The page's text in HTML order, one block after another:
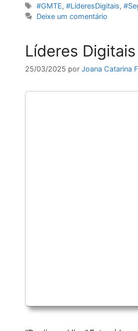
Etiquetas
#GMTE,#LíderesDigitais,
Deixe um comentário
Líderes Digitais
25/03/2025 por Joana Catarina